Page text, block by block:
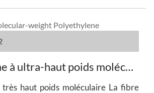
Polyéthylène à ultra-haut poids moléculaire
très haut poids moléculaire La fibre